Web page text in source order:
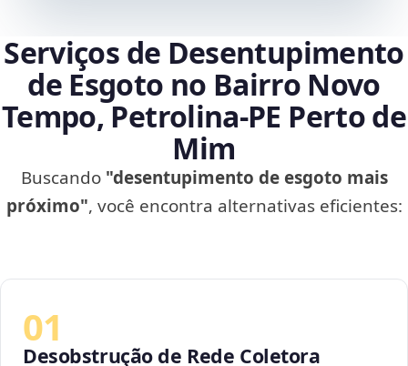
Serviços de Desentupimento
de Esgoto no Bairro Novo
Tempo, Petrolina‑PE Perto de
Mim
Buscando "desentupimento de esgoto mais
próximo", você encontra alternativas eficientes:
01
Desobstrução de Rede Coletora